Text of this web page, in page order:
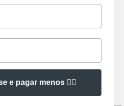
e pagar menos 👍🏼